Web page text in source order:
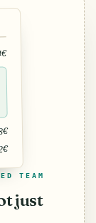
TEAM
just